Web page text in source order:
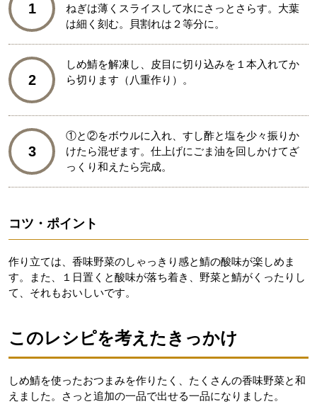
1
ねぎは薄くスライスして水にさっとさらす。大葉
は細く刻む。貝割れは２等分に。
2
しめ鯖を解凍し、皮目に切り込みを１本入れてか
ら切ります（八重作り）。
3
①と②をボウルに入れ、すし酢と塩を少々振りか
けたら混ぜます。仕上げにごま油を回しかけてざ
っくり和えたら完成。
コツ・ポイント
作り立ては、香味野菜のしゃっきり感と鯖の酸味が楽しめま
す。また、１日置くと酸味が落ち着き、野菜と鯖がくったりし
て、それもおいしいです。
このレシピを考えたきっかけ
しめ鯖を使ったおつまみを作りたく、たくさんの香味野菜と和
えました。さっと追加の一品で出せる一品になりました。